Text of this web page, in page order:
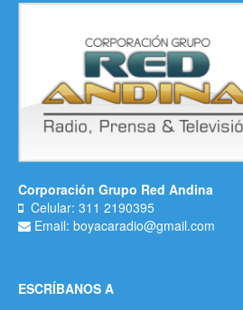
Corporación Grupo Red Andina
Celular: 311 2190395
Email: boyacaradio@gmail.com
ESCRÍBANOS A